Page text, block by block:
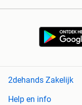
2dehands Zakelijk
Help en info